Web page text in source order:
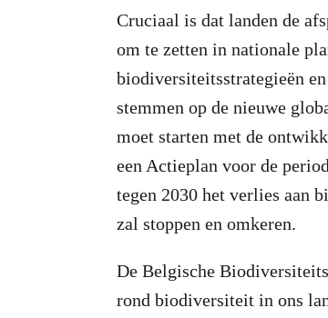
Cruciaal is dat landen de
om te zetten in nationale
biodiversiteitsstrategieën
stemmen op de nieuwe
moet starten met de
een Actieplan voor de
tegen 2030 het verlies aan
zal stoppen en omkeren.
De Belgische
rond biodiversiteit in ons